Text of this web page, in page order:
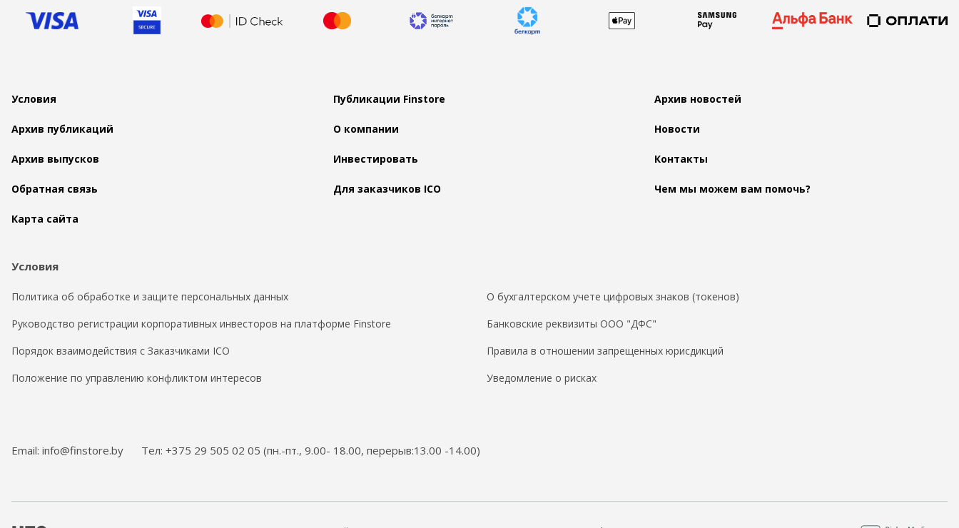
Условия Публикации Finstore Архив новостей
Архив публикаций О компании Новости
Архив выпусков Инвестировать Контакты
Обратная связь Для заказчиков ICO Чем мы можем вам помочь?
Карта сайта
Условия
Политика об обработке и защите персональных данных
О бухгалтерском учете цифровых знаков (токенов)
Руководство регистрации корпоративных инвесторов на платформе Finstore
Банковские реквизиты ООО "ДФС"
Порядок взаимодействия с Заказчиками ICO
Правила в отношении запрещенных юрисдикций
Положение по управлению конфликтом интересов
Уведомление о рисках
Email: info@finstore.by Тел: +375 29 505 02 05 (пн.-пт., 9.00- 18.00, перерыв:13.00 -14.00)